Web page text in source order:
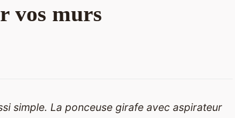
vos murs
simple. La ponceuse girafe avec aspirateur